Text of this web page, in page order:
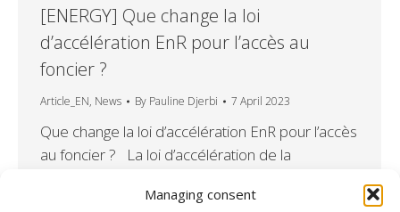
Managing consent
[ENERGY] Que change la loi
d’accélération EnR pour l’accès au
foncier ?
Article_EN, News By Pauline Djerbi 7 April 2023
Que change la loi d’accélération EnR pour l’accès
au foncier ? La loi d’accélération de la
principe des zones d’accélération. Quelles sont